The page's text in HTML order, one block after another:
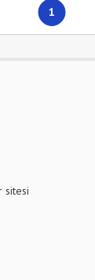
1
sitesi